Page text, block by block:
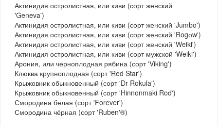
Актинидия остролистная, или киви (сорт женский
'Geneva')
Актинидия остролистная, или киви (сорт женский 'Jumbo')
Актинидия остролистная, или киви (сорт женский 'Rogоw')
Актинидия остролистная, или киви (сорт женский 'Weiki')
Актинидия остролистная, или киви (сорт мужской 'Weiki')
Арония, или черноплодная рябина (сорт 'Viking')
Клюква крупноплодная (сорт 'Red Star')
Крыжовник обыкновенный (сорт 'Dr Rokula')
Крыжовник обыкновенный (сорт 'Hinnonmaki Rod')
Смородина белая (сорт 'Forever')
Смородина чёрная (сорт 'Ruben'®)